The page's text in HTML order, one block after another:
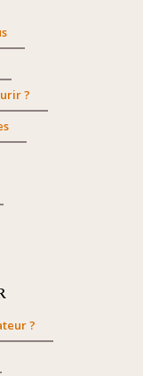
?
?